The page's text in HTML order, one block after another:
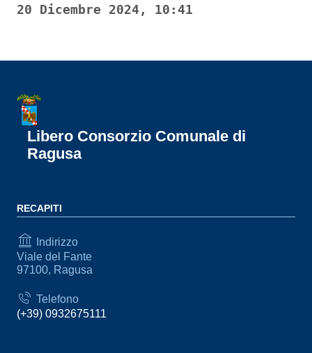
20 Dicembre 2024, 10:41
Libero Consorzio Comunale di
Ragusa
RECAPITI
Indirizzo
Viale del Fante
97100, Ragusa
Telefono
(+39) 0932675111